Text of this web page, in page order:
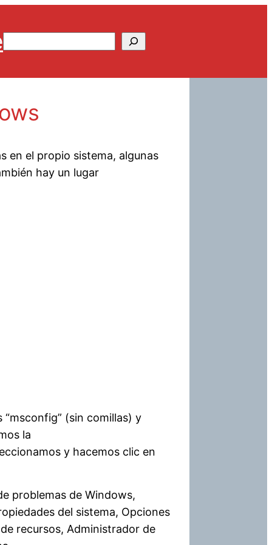
Buscar
en el propio sistema, algunas
hay un lugar
(sin comillas) y
la
y hacemos clic en
problemas de Windows,
del sistema, Opciones
recursos, Administrador de